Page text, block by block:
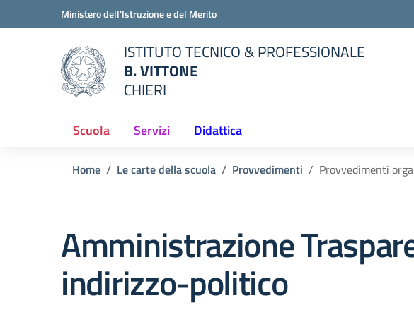
Vai ai contenuti
Vai al menu di navigazioneMinistero dell'Istruzione e del Merito
scuola
ISTITUTO TECNICO & PROFESSIONALE
B. VITTONE
CHIERI
Scuola Servizi Didattica
Home Le carte della scuola Provvedimenti Provvedimenti
Amministrazione
indirizzo-politico